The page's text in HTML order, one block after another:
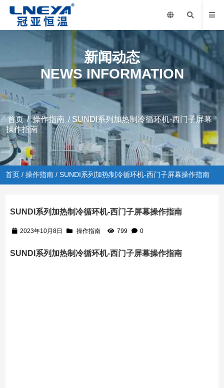
新闻动态
NEWS INFORMATION
首页/操作指南 / SUNDI系列加热制冷循环机-西门子屏幕
操作指南
首页 /操作指南 / SUNDI系列加热制冷循环机-西门子屏幕操作指南
SUNDI系列加热制冷循环机-西门子屏幕操作指南
2023年10月8日 操作指南 799 0
SUNDI系列加热制冷循环机-西门子屏幕操作指南